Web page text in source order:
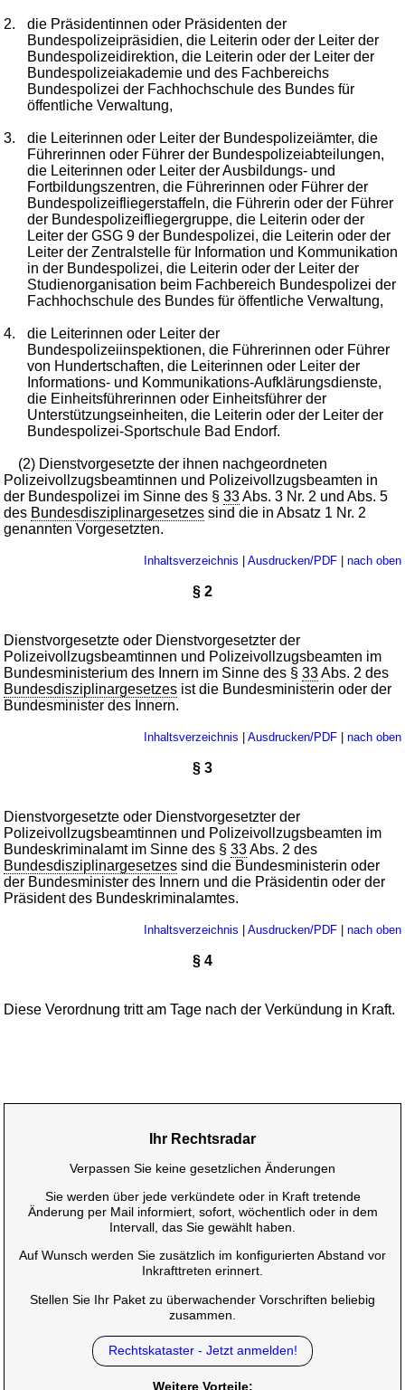
2.
die Präsidentinnen oder Präsidenten der
Bundespolizeipräsidien, die Leiterin oder der Leiter der
Bundespolizeidirektion, die Leiterin oder der Leiter der
Bundespolizeiakademie und des Fachbereichs
Bundespolizei der Fachhochschule des Bundes für
öffentliche Verwaltung,
3.
die Leiterinnen oder Leiter der Bundespolizeiämter, die
Führerinnen oder Führer der Bundespolizeiabteilungen,
die Leiterinnen oder Leiter der Ausbildungs- und
Fortbildungszentren, die Führerinnen oder Führer der
Bundespolizeifliegerstaffeln, die Führerin oder der Führer
der Bundespolizeifliegergruppe, die Leiterin oder der
Leiter der GSG 9 der Bundespolizei, die Leiterin oder der
Leiter der Zentralstelle für Information und Kommunikation
in der Bundespolizei, die Leiterin oder der Leiter der
Studienorganisation beim Fachbereich Bundespolizei der
Fachhochschule des Bundes für öffentliche Verwaltung,
4.
die Leiterinnen oder Leiter der
Bundespolizeiinspektionen, die Führerinnen oder Führer
von Hundertschaften, die Leiterinnen oder Leiter der
Informations- und Kommunikations-Aufklärungsdienste,
die Einheitsführerinnen oder Einheitsführer der
Unterstützungseinheiten, die Leiterin oder der Leiter der
Bundespolizei-Sportschule Bad Endorf.
(2) Dienstvorgesetzte der ihnen nachgeordneten
Polizeivollzugsbeamtinnen und Polizeivollzugsbeamten in
der Bundespolizei im Sinne des §33Abs. 3 Nr. 2 und Abs. 5
des Bundesdisziplinargesetzes sind die in Absatz 1 Nr. 2
genannten Vorgesetzten.
Inhaltsverzeichnis | Ausdrucken/PDF| nach oben
§ 2
Dienstvorgesetzte oder Dienstvorgesetzter der
Polizeivollzugsbeamtinnen und Polizeivollzugsbeamten im
Bundesministerium des Innern im Sinne des §33Abs. 2 des
Bundesdisziplinargesetzes ist die Bundesministerin oder der
Bundesminister des Innern.
Inhaltsverzeichnis | Ausdrucken/PDF| nach oben
§ 3
Dienstvorgesetzte oder Dienstvorgesetzter der
Polizeivollzugsbeamtinnen und Polizeivollzugsbeamten im
Bundeskriminalamt im Sinne des §33Abs. 2 des
Bundesdisziplinargesetzes sind die Bundesministerin oder
der Bundesminister des Innern und die Präsidentin oder der
Präsident des Bundeskriminalamtes.
Inhaltsverzeichnis | Ausdrucken/PDF| nach oben
§ 4
Diese Verordnung tritt am Tage nach der Verkündung in Kraft.
Ihr Rechtsradar
Verpassen Sie keine gesetzlichen Änderungen
Sie werden über jede verkündete oder in Kraft tretende
Änderung per Mail informiert, sofort, wöchentlich oder in dem
Intervall, das Sie gewählt haben.
Auf Wunsch werden Sie zusätzlich im konfigurierten Abstand vor
Inkrafttreten erinnert.
Stellen Sie Ihr Paket zu überwachender Vorschriften beliebig
zusammen.
Rechtskataster - Jetzt anmelden!
Weitere Vorteile: